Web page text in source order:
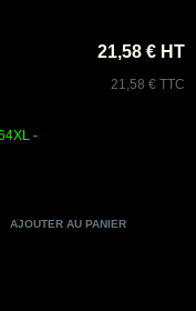
-
21,58 € HT
21,58 € TTC